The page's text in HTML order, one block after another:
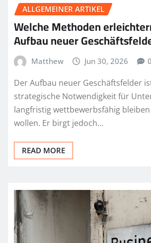
ALLGEMEINER ARTIKEL
Welche Methoden
Aufbau neuer
Matthew Jun 30, 2026 0
Der Aufbau neuer Geschäftsfelder
strategische Notwendigkeit für
langfristig wettbewerbsfähig
wollen. Er birgt jedoch…
READ MORE